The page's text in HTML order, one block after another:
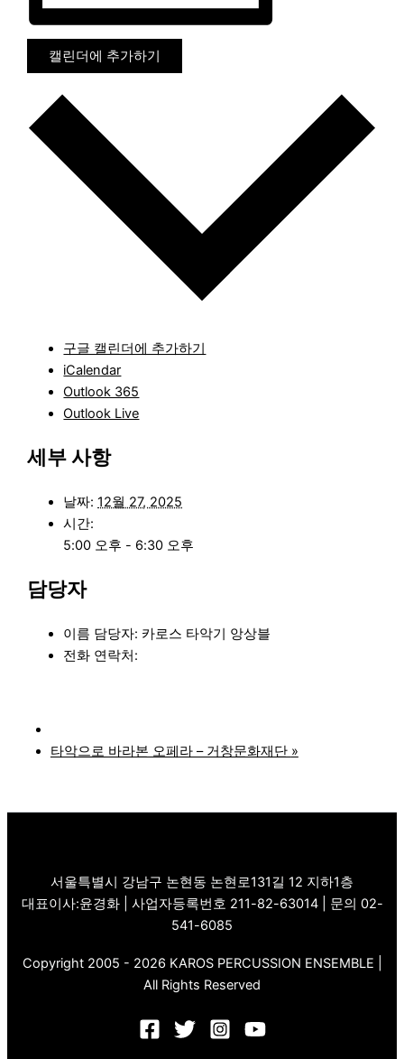
캘린더에 추가하기
구글 캘린더에 추가하기
iCalendar
Outlook 365
Outlook Live
세부 사항
날짜: 12월 27, 2025
시간:
5:00 오후 - 6:30 오후
담당자
이름 담당자: 카로스 타악기 앙상블
전화 연락처:
타악으로 바라본 오페라 – 거창문화재단 »
서울특별시 강남구 논현동 논현로131길 12 지하1층
대표이사:윤경화 | 사업자등록번호 211-82-63014 | 문의 02-
541-6085
Copyright 2005 - 2026 KAROS PERCUSSION ENSEMBLE |
All Rights Reserved